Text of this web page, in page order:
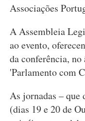
Associações
A Assembleia
ao evento,
da conferência,
'Parlamento com
As jornadas – que
(dias 19 e 20 de